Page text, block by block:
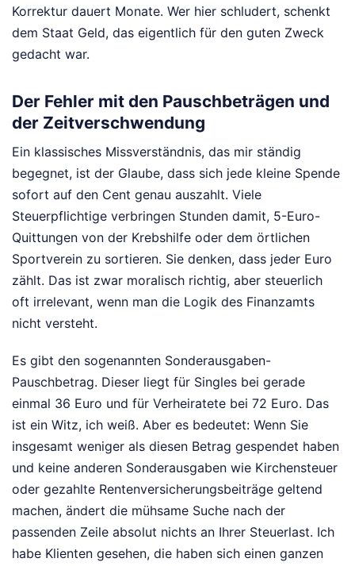
Korrektur dauert Monate. Wer hier schludert, schenkt
dem Staat Geld, das eigentlich für den guten Zweck
gedacht war.
Der Fehler mit den Pauschbeträgen und
der Zeitverschwendung
Ein klassisches Missverständnis, das mir ständig
begegnet, ist der Glaube, dass sich jede kleine Spende
sofort auf den Cent genau auszahlt. Viele
Steuerpflichtige verbringen Stunden damit, 5-Euro-
Quittungen von der Krebshilfe oder dem örtlichen
Sportverein zu sortieren. Sie denken, dass jeder Euro
zählt. Das ist zwar moralisch richtig, aber steuerlich
oft irrelevant, wenn man die Logik des Finanzamts
nicht versteht.
Es gibt den sogenannten Sonderausgaben-
Pauschbetrag. Dieser liegt für Singles bei gerade
einmal 36 Euro und für Verheiratete bei 72 Euro. Das
ist ein Witz, ich weiß. Aber es bedeutet: Wenn Sie
insgesamt weniger als diesen Betrag gespendet haben
und keine anderen Sonderausgaben wie Kirchensteuer
oder gezahlte Rentenversicherungsbeiträge geltend
machen, ändert die mühsame Suche nach der
passenden Zeile absolut nichts an Ihrer Steuerlast. Ich
habe Klienten gesehen, die haben sich einen ganzen